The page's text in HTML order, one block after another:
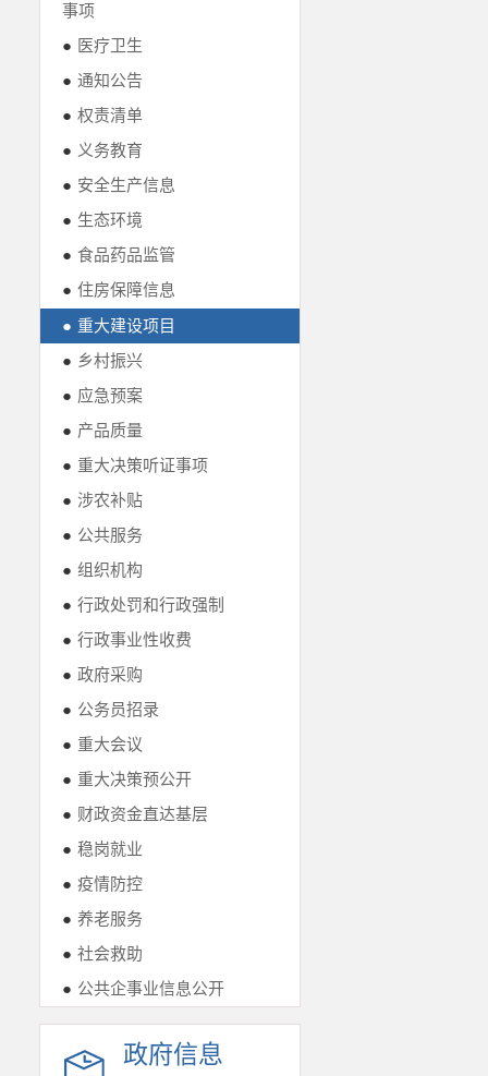
事项
● 医疗卫生
● 通知公告
● 权责清单
● 义务教育
● 安全生产信息
● 生态环境
● 食品药品监管
● 住房保障信息
● 重大建设项目
● 乡村振兴
● 应急预案
● 产品质量
● 重大决策听证事项
● 涉农补贴
● 公共服务
● 组织机构
● 行政处罚和行政强制
● 行政事业性收费
● 政府采购
● 公务员招录
● 重大会议
● 重大决策预公开
● 财政资金直达基层
● 稳岗就业
● 疫情防控
● 养老服务
● 社会救助
● 公共企事业信息公开
政府信息